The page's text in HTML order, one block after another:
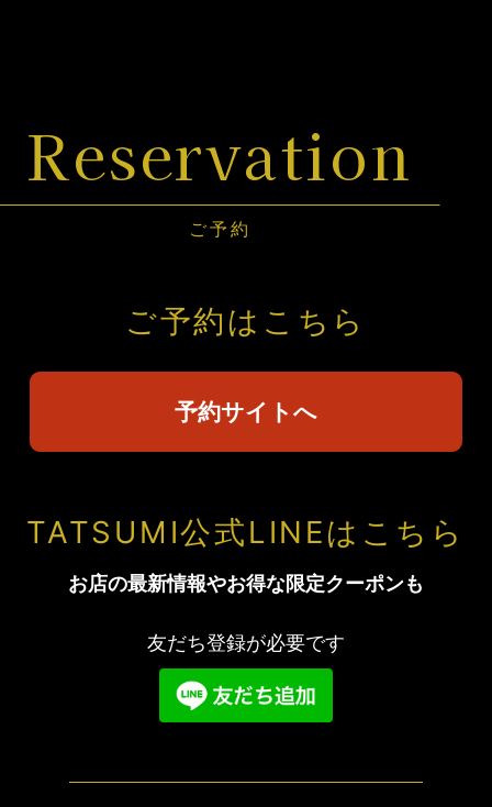
Reservation
ご予約
ご予約はこちら
予約サイトへ
TATSUMI公式LINEはこちら
お店の最新情報やお得な限定クーポンも
友だち登録が必要です